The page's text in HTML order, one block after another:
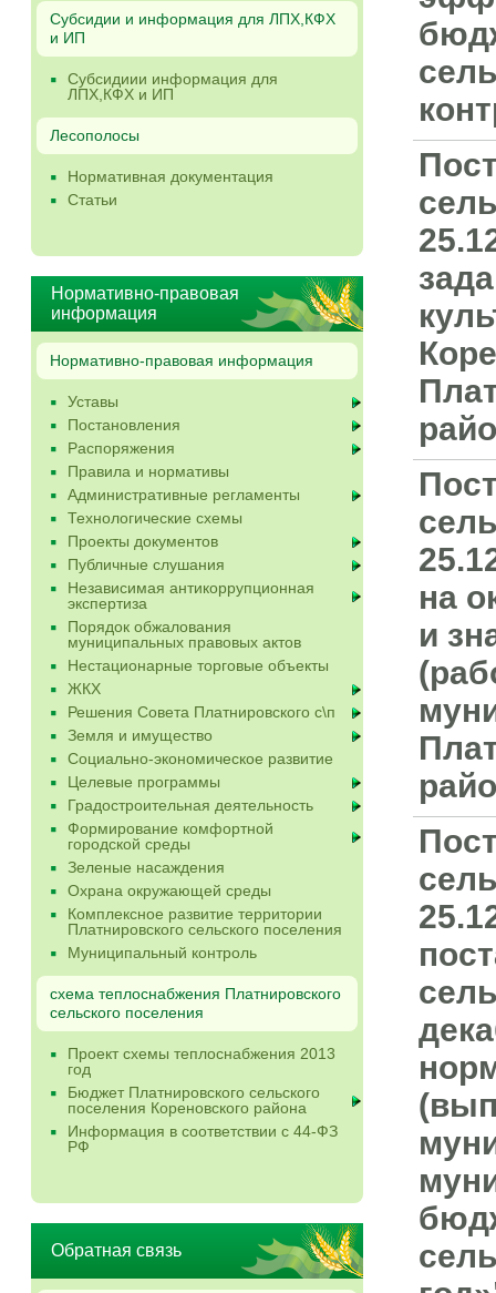
Субсидии и информация для ЛПХ,КФХ
и ИП
Субсидиии информация для
ЛПХ,КФХ и ИП
Лесополосы
Нормативная документация
Статьи
Нормативно-правовая
информация
Нормативно-правовая информация
Уставы
Постановления
Распоряжения
Правила и нормативы
Административные регламенты
Технологические схемы
Проекты документов
Публичные слушания
Независимая антикоррупционная
экспертиза
Порядок обжалования
муниципальных правовых актов
Нестационарные торговые объекты
ЖКХ
Решения Совета Платнировского с\п
Земля и имущество
Социально-экономическое развитие
Целевые программы
Градостроительная деятельность
Формирование комфортной
городской среды
Зеленые насаждения
Охрана окружающей среды
Комплексное развитие территории
Платнировского сельского поселения
Муниципальный контроль
схема теплоснабжения Платнировского
сельского поселения
Проект схемы теплоснабжения 2013
год
Бюджет Платнировского сельского
поселения Кореновского района
Информация в соответствии с 44-ФЗ
РФ
Обратная связь
на
и